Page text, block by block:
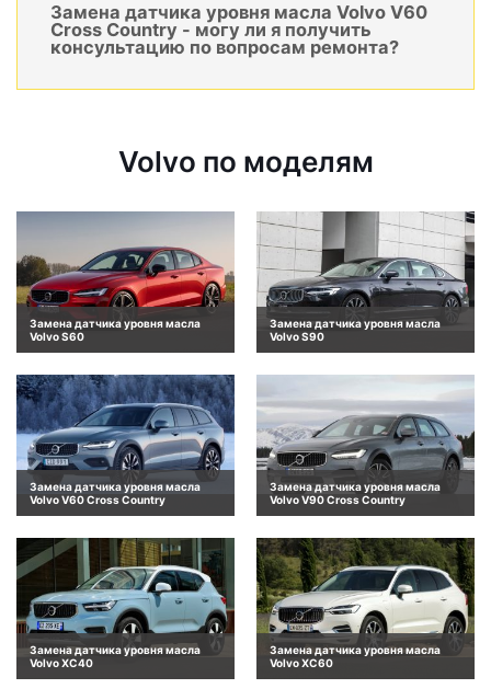
Замена датчика уровня масла Volvo V60
Cross Country - могу ли я получить
консультацию по вопросам ремонта?
Volvo по моделям
Замена датчика уровня масла
Volvo S60
Замена датчика уровня масла
Volvo S90
Замена датчика уровня масла
Volvo V60 Cross Country
Замена датчика уровня масла
Volvo V90 Cross Country
Замена датчика уровня масла
Volvo XC40
Замена датчика уровня масла
Volvo XC60